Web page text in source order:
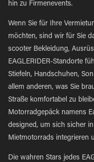
hin zu Firmenevents.
Wenn Sie für Ihre
möchten, sind wir für Sie
scooter Bekleidung,
EAGLERIDER-Standorte
Stiefeln, Handschuhen,
allem anderen, was Sie
Straße komfortabel zu
Motorradgepäck namens
designed, um sich sicher
Mietmotorrads integrieren
Die wahren Stars jedes